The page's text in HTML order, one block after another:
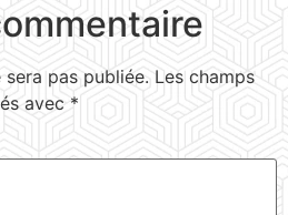
pas publiée. Les champs
avec *